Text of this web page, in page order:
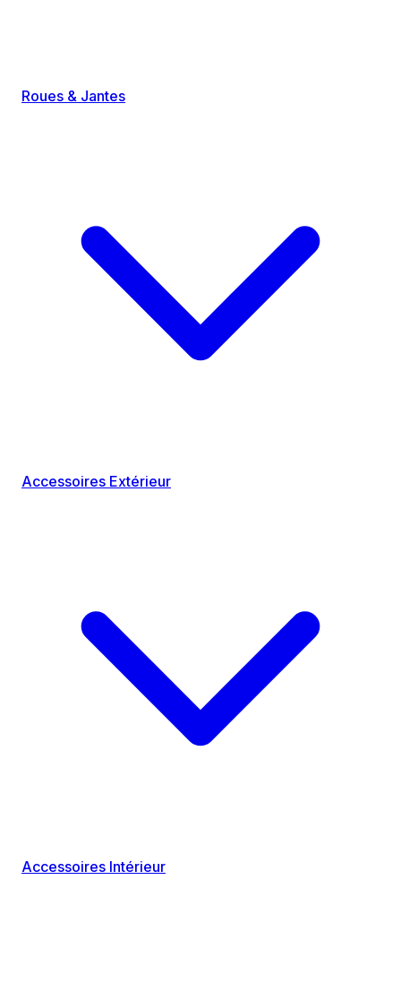
Roues & Jantes
Accessoires Extérieur
Accessoires Intérieur